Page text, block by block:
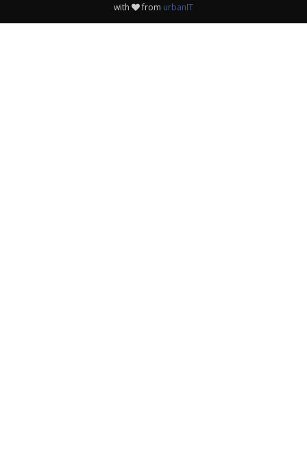
with from urbanIT